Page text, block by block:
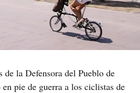
de la Defensora del Pueblo de
pie de guerra a los ciclistas de